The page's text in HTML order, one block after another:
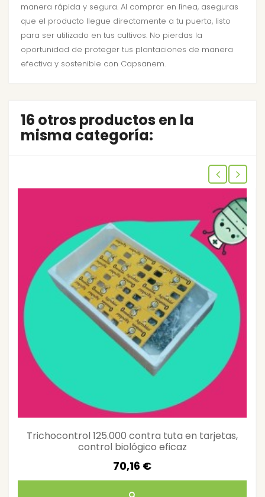
manera rápida y segura. Al comprar en línea, aseguras
que el producto llegue directamente a tu puerta, listo
para ser utilizado en tus cultivos. No pierdas la
oportunidad de proteger tus plantaciones de manera
efectiva y sostenible con Capsanem.
16 otros productos en la
misma categoría:
Trichocontrol 125.000 contra tuta en tarjetas,
control biológico eficaz
70,16 €